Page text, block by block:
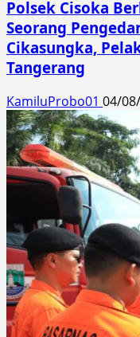
Polsek Cisoka
Seorang
Cikasungka,
Tangerang
KamiluProbo01 04/